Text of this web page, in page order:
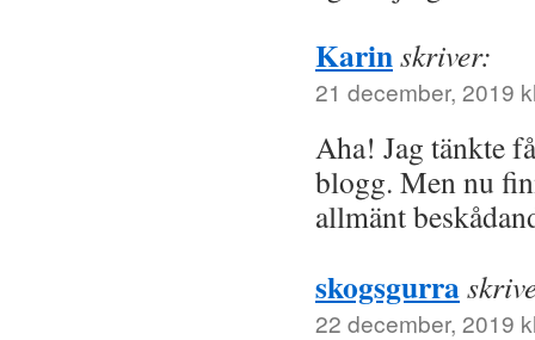
Karinskriver:
21 december, 2019
Aha! Jag tänkte
blogg. Men nu
allmänt
skogsgurra
22 december, 2019